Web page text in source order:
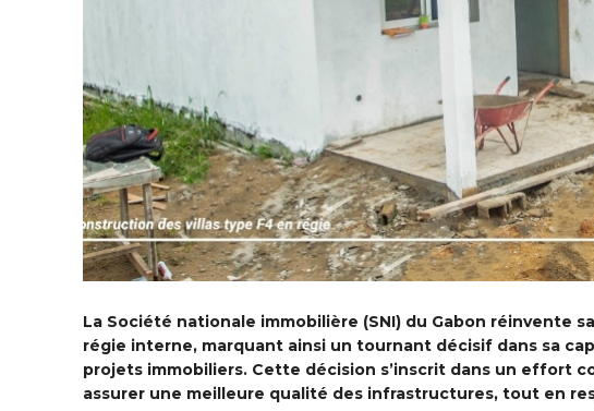
La Société nationale immobilière (SNI) du Gabon réinvente
régie interne, marquant ainsi un tournant décisif dans sa
projets immobiliers. Cette décision s’inscrit dans un effort
assurer une meilleure qualité des infrastructures, tout en